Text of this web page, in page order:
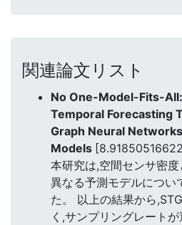
関連論文リスト
No One-Model-Fits-
Temporal Forecasting
Graph Neural
Models
本研究は,空間センサ密
異なる予測モデルについ
た。 以上の結果から
く,サンプリングレート